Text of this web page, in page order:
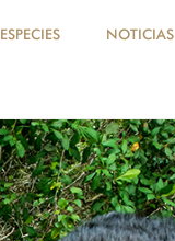
ESPECIES NOTICIAS